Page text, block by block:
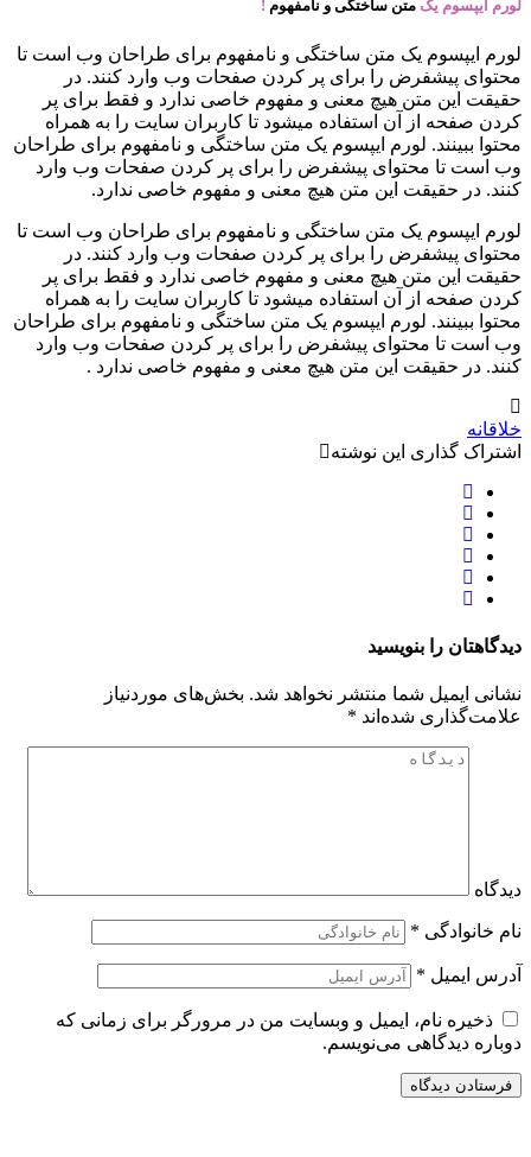
لورم ایپسوم یک متن ساختگی و نامفهوم !
لورم ایپسوم یک متن ساختگی و نامفهوم برای طراحان وب است تا
محتوای پیشفرض را برای پر کردن صفحات وب وارد کنند. در
حقیقت این متن هیچ معنی و مفهوم خاصی ندارد و فقط برای پر
کردن صفحه از آن استفاده میشود تا کاربران سایت را به همراه
محتوا ببینند. لورم ایپسوم یک متن ساختگی و نامفهوم برای طراحان
وب است تا محتوای پیشفرض را برای پر کردن صفحات وب وارد
کنند. در حقیقت این متن هیچ معنی و مفهوم خاصی ندارد.
لورم ایپسوم یک متن ساختگی و نامفهوم برای طراحان وب است تا
محتوای پیشفرض را برای پر کردن صفحات وب وارد کنند. در
حقیقت این متن هیچ معنی و مفهوم خاصی ندارد و فقط برای پر
کردن صفحه از آن استفاده میشود تا کاربران سایت را به همراه
محتوا ببینند. لورم ایپسوم یک متن ساختگی و نامفهوم برای طراحان
وب است تا محتوای پیشفرض را برای پر کردن صفحات وب وارد
کنند. در حقیقت این متن هیچ معنی و مفهوم خاصی ندارد .
خلاقانه
اشتراک گذاری این نوشته
دیدگاهتان را بنویسید
نشانی ایمیل شما منتشر نخواهد شد. بخش‌های موردنیاز
علامت‌گذاری شده‌اند *
دیدگاه
نام خانوادگی *
آدرس ایمیل *
ذخیره نام، ایمیل و وبسایت من در مرورگر برای زمانی که
دوباره دیدگاهی می‌نویسم.